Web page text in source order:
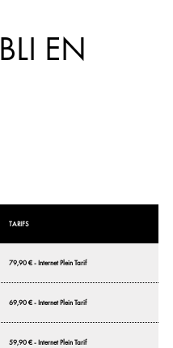
EN
TARIFS
79,90 € - Internet Plein Tarif
69,90 € - Internet Plein Tarif
59,90 € - Internet Plein Tarif